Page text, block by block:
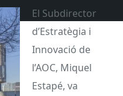
El Subdirector
d’Estratègia i
Innovació de
l’AOC, Miquel
Estapé, va